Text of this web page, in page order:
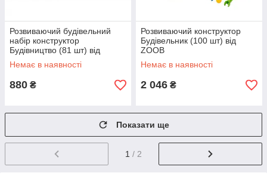
Розвиваючий будівельний
набір конструктор
Будівництво (81 шт) від
Miniland
Немає в наявності
880 ₴
Розвиваючий конструктор
Будівельник (100 шт) від
ZOOB
Немає в наявності
2 046 ₴
Показати ще
1 / 2